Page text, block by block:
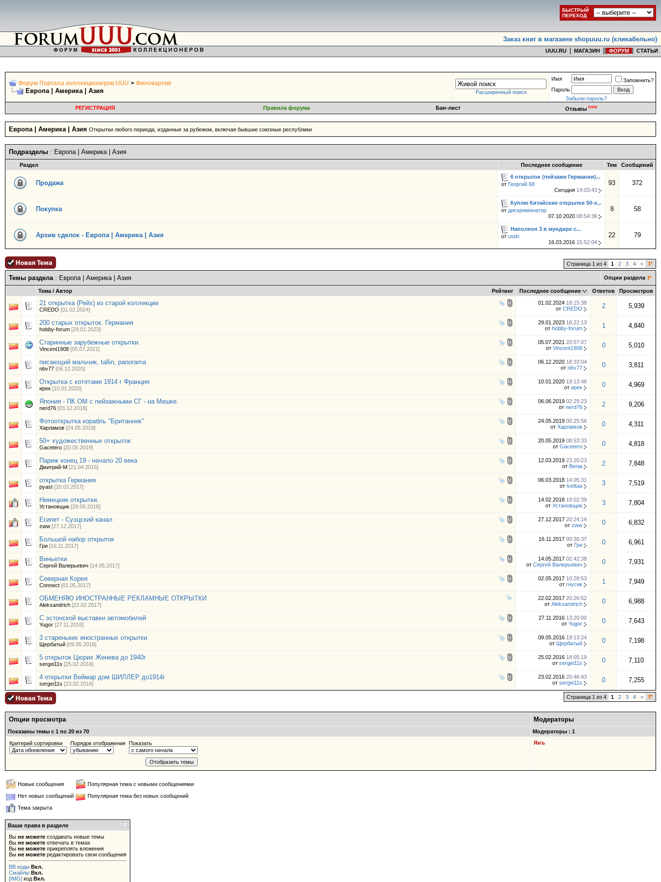
БЫСТРЫЙ
ПЕРЕХОД
Заказ книг в магазине shopuuu.ru (кликабельно)
UUU.RU МАГАЗИН ФОРУМ СТАТЬИ
Форум Портала коллекционеров UUU > Филокартия
Европа | Америка | Азия Расширенный поиск
Имя
Запомнить?
Пароль
Забыли пароль?
РЕГИСТРАЦИЯ
Правила форума Бан-лист Отзывы new
Европа | Америка | Азия Открытки любого периода, изданные за рубежом, включая бывшие союзные республики
Подразделы : Европа | Америка | Азия
Раздел Последнее сообщение Тем Сообщений
Продажа
6 открыток (пейзажи Германии)...
от Георгий 68
Сегодня 14:03:43
93 372
Покупка
Куплю Китайские открытки 50-х...
от дискриминатор
07.10.2020 08:54:36
8 58
Архив сделок - Европа | Америка | Азия
Наполеон 3 в мундире с...
от ustin
16.03.2016 15:52:04
22 79
Страница 1 из 4 1 2 3 4 >
Темы раздела: Европа | Америка | Азия Опции раздела
Рейтинг
Тема / Автор Последнее сообщение Ответов Просмотров
21 открытка (Рейх) из старой коллекции
CREDO [01.02.2024]
01.02.2024 18:15:38
от CREDO 2 5,939
200 старых открыток. Германия
hobby-forum [29.01.2023]
29.01.2023 18:22:13
от hobby-forum 1 4,840
Старинные зарубежные открытки.
Vincent1908 [05.07.2021]
05.07.2021 20:57:07
от Vincent1908 0 5,010
писающий мальчик, tallin, panorama
nbv77 [06.12.2020]
06.12.2020 18:33:04
от nbv77 0 3,811
Открытка с котятами 1914 г Франция
ирек [10.01.2020]
10.01.2020 19:13:46
от ирек 0 4,969
Япония - ПК ОМ с пейзажными СГ - на Мешке.
nerd76 [03.12.2018]
06.06.2019 02:29:23
от nerd76 2 9,206
Фотооткрытка корабль "Британник"
Харламов [24.05.2019]
24.05.2019 00:25:56
от Харламов 0 4,311
50+ художественных открыток
Gacetero [20.05.2019]
20.05.2019 08:53:33
от Gacetero 0 4,818
Париж конец 19 - начало 20 века
Дмитрий-М [21.04.2016]
12.03.2019 23:20:23
от Benia 2 7,848
открытка Германия
pyast [20.03.2017]
06.03.2018 14:05:31
от ivettaa 3 7,519
Немецкие открытки.
Установщик [29.06.2016]
14.02.2018 19:02:39
от Установщик 3 7,804
Египет - Суэцский канал
zww [27.12.2017]
27.12.2017 20:24:14
от zww 0 6,832
Большой набор открыток
Гри [16.11.2017]
16.11.2017 00:30:37
от Гри 0 6,961
Виньетки
Сергей Валерьевич [14.05.2017]
14.05.2017 02:42:38
от Сергей Валерьевич 0 7,931
Северная Корея
Сonnect [01.05.2017]
02.05.2017 10:28:53
от гнусик 1 7,949
ОБМЕНЯЮ ИНОСТРАННЫЕ РЕКЛАМНЫЕ ОТКРЫТКИ
Aleksandrich [22.02.2017]
22.02.2017 20:26:52
от Aleksandrich 0 6,988
С эстонской выставки автомобилей
Yugor [27.11.2016]
27.11.2016 13:20:00
от Yugor 0 7,643
3 стареньких иностранных открытки
Щербатый [09.05.2016]
09.05.2016 19:13:24
от Щербатый 0 7,198
5 открыток Цюрих Женева до 1940г
sergei11s [25.02.2016]
25.02.2016 18:05:19
от sergei11s 0 7,110
4 открытки Веймар дом ШИЛЛЕР до1914г
sergei11s [23.02.2016]
23.02.2016 20:46:43
от sergei11s 0 7,255
Страница 1 из 4 1 2 3 4 >
Опции просмотра Модераторы
Показаны темы с 1 по 20 из 70
Модераторы : 1
Критерий сортировки
Порядок отображения Показать Янъ
Новые сообщения
Популярная тема с новыми сообщениями
Нет новых сообщений
Популярная тема без новых сообщений
Тема закрыта
Ваши права в разделе
Вы не можете создавать новые темы
Вы не можете отвечать в темах
Вы не можете прикреплять вложения
Вы не можете редактировать свои сообщения
BB коды Вкл.
Смайлы Вкл.
[IMG] код Вкл.